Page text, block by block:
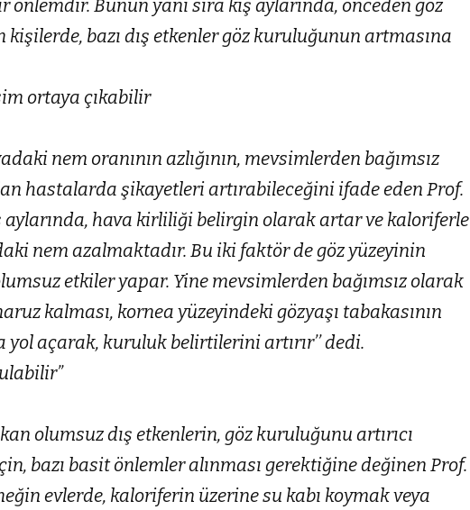
Bunun yanı sıra kış aylarında, önceden göz
bazı dış etkenler göz kuruluğunun artmasına
ortaya çıkabilir
nem oranının azlığının, mevsimlerden bağımsız
hastalarda şikayetleri artırabileceğini ifade eden Prof.
aylarında, hava kirliliği belirgin olarak artar ve kaloriferle
nem azalmaktadır. Bu iki faktör de göz yüzeyinin
etkiler yapar. Yine mevsimlerden bağımsız olarak
kalması, kornea yüzeyindeki gözyaşı tabakasının
açarak, kuruluk belirtilerini artırır’’ dedi.
olumsuz dış etkenlerin, göz kuruluğunu artırıcı
bazı basit önlemler alınması gerektiğine değinen Prof.
evlerde, kaloriferin üzerine su kabı koymak veya